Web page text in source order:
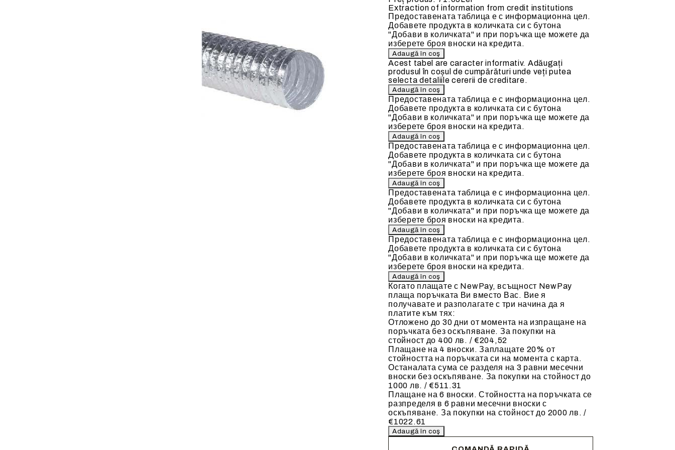
Monofazate
BATERII DE INCALZIRE
Baterii de incalzire pe apa calda (70-
ACCESORII MECANICE
Tubulatura flexibila
Clapete de reglaj
Accesorii si tubulatura
Accesorii ventilatoare
Extraction of information from credit institutions
Предоставената таблица е с информационна цел.
Добавете продукта в количката си с бутона
"Добави в количката" и при поръчка ще можете да
изберете броя вноски на кредита.
Acest tabel are caracter informativ. Adăugați
produsul în coșul de cumpărături unde veți putea
selecta detaliile cererii de creditare.
Предоставената таблица е с информационна цел.
Добавете продукта в количката си с бутона
"Добави в количката" и при поръчка ще можете да
изберете броя вноски на кредита.
Предоставената таблица е с информационна цел.
Добавете продукта в количката си с бутона
"Добави в количката" и при поръчка ще можете да
изберете броя вноски на кредита.
Предоставената таблица е с информационна цел.
Добавете продукта в количката си с бутона
"Добави в количката" и при поръчка ще можете да
изберете броя вноски на кредита.
Предоставената таблица е с информационна цел.
Добавете продукта в количката си с бутона
"Добави в количката" и при поръчка ще можете да
изберете броя вноски на кредита.
Когато плащате с NewPay, всъщност NewPay
плаща поръчката Ви вместо Вас. Вие я
получавате и разполагате с три начина да я
платите към тях:
Отложено до 30 дни от момента на изпращане на
поръчката без оскъпяване. За покупки на
стойност до 400 лв. / €204,52
Плащане на 4 вноски. Заплащате 20% от
стойността на поръчката си на момента с карта.
Останалата сума се разделя на 3 равни месечни
вноски без оскъпяване. За покупки на стойност до
1000 лв. / €511.31
Плащане на 6 вноски. Стойността на поръчката се
разпределя в 6 равни месечни вноски с
оскъпяване. За покупки на стойност до 2000 лв. /
€1022.61